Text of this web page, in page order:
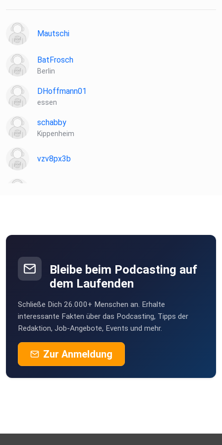
Mautschi
BatFrosch
Berlin
DHoffmann01
essen
schabby
Kippenheim
vzv8px3b
Mönchengladbach
Bleibe beim Podcasting auf
dem Laufenden
Schließe Dich 26.000+ Menschen an. Erhalte
interessante Fakten über das Podcasting, Tipps der
Redaktion, Job-Angebote, Events und mehr.
Zur Anmeldung